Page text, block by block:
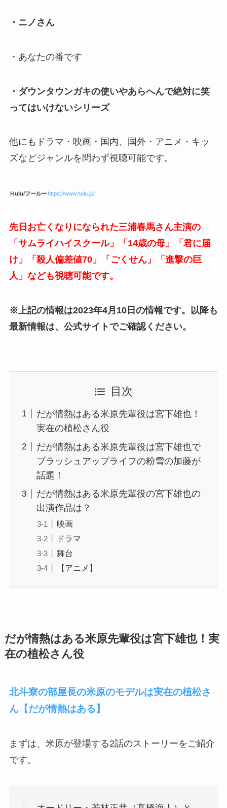
・ニノさん
・あなたの番です
・ダウンタウンガキの使いやあらへんで絶対に笑
ってはいけないシリーズ
他にもドラマ・映画・国内、国外・アニメ・キッ
ズなどジャンルを問わず視聴可能です。
Ｈulu/フールーhttps://www.hulu.jp/
先日お亡くなりになられた三浦春馬さん主演の
「サムライハイスクール」「14歳の母」「君に届
け」「殺人偏差値70」「ごくせん」「進撃の巨
人」なども視聴可能です。
※上記の情報は2023年4月10日の情報です。以降も
最新情報は、公式サイトでご確認ください。
目次
だが情熱はある米原先輩役は宮下雄也！
実在の植松さん役
だが情熱はある米原先輩役は宮下雄也で
ブラッシュアップライフの粉雪の加藤が
話題！
だが情熱はある米原先輩役の宮下雄也の
出演作品は？
映画
ドラマ
舞台
【アニメ】
だが情熱はある米原先輩役は宮下雄也！実
在の植松さん役
北斗寮の部屋長の米原のモデルは実在の植松さ
ん【だが情熱はある】
まずは、米原が登場する2話のストーリーをご紹介
です。